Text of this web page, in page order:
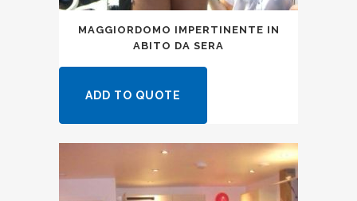
MAGGIORDOMO IMPERTINENTE IN
ABITO DA SERA
ADD TO QUOTE